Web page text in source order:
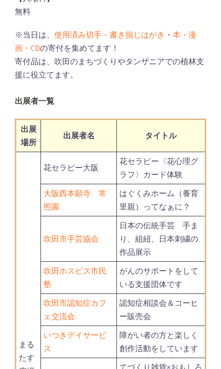
無料
※当日は、 使用済み切手・書き損じはがき ・ 本・漫
画・CDの寄付を集めてます！
寄付品は、吹田のまちづくりやタンザニアでの植林支
援に役立てます。
出展者一覧
出展
場所
出展者名 タイトル
まる
たす
花セラピー大阪
花セラピー〈花心理グ
ラフ〉カード体験
大阪西本願寺 常
照園
はぐくみホーム（養育
里親）ってなぁに？
吹田市手芸協会
日本の伝統手芸 手ま
り、組紐、日本刺繍の
作品展示
吹田ホスピス市民
塾
がんのサポートをして
いる支援団体です
吹田市認知症カフ
ェ交流会
認知症相談会＆コーヒ
ー販売会
いつきデイサービ
ス
障がい者の方と楽しく
創作活動をしています
てづくり雑貨×おもしろ